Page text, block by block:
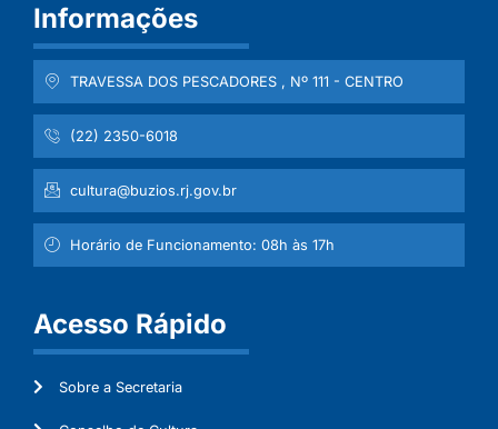
Informações
TRAVESSA DOS PESCADORES , Nº 111 - CENTRO
(22) 2350-6018
cultura@buzios.rj.gov.br
Horário de Funcionamento: 08h às 17h
Acesso Rápido
Sobre a Secretaria